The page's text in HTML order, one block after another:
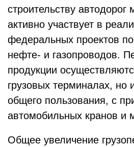
строительству автодорог
активно участвует в
федеральных проектов по
нефте- и газопроводов.
продукции
грузовых терминалах, но
общего пользования, с
автомобильных кранов и
Общее увеличение